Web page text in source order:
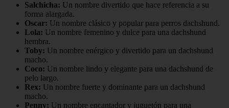
Salchicha: Un nombre divertido que hace referencia a su
forma alargada.
Oscar: Un nombre clásico y popular para perros dachshund.
Lola: Un nombre femenino y dulce para una dachshund
hembra.
Toby: Un nombre enérgico y divertido para un dachshund
macho.
Coco: Un nombre lindo y elegante para una dachshund de
pelo largo.
Rex: Un nombre fuerte y dominante para un dachshund
macho.
Penny: Un nombre encantador y juguetón para una